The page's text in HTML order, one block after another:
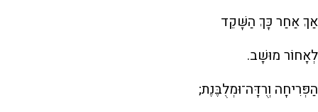
אַךְ אַחַר כָּךְ הַשָּׁקֵד
לְאָחוֹר מוּשָׁב.
הַפְּרִיחָה וְרֻדָּה־וּמְלֻבֶּנֶת;